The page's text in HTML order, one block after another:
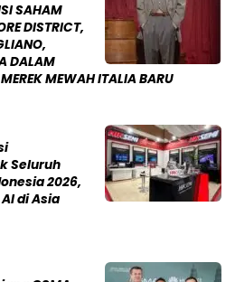
SAHAM
DISTRICT,
DALAM
MEWAH ITALIA BARU
Seluruh
2026,
di Asia